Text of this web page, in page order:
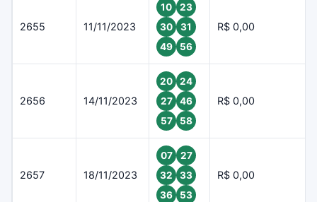
2655 11/11/2023
10
23
30
31
49
56
R$ 0,00
2656 14/11/2023
20
24
27
46
57
58
R$ 0,00
2657 18/11/2023
07
27
32
33
36
53
R$ 0,00